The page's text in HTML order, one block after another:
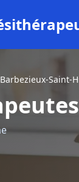
Barbezieux-Saint-